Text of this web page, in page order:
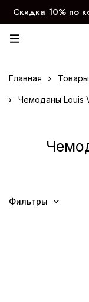
Скидка 10% по
Главная Товары
Чемоданы Louis
Фильтры